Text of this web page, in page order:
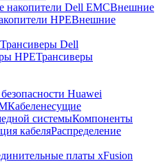
накопители Dell EMCВнешние
HPEВнешние
Трансиверы Dell
HPEТрансиверы
Huawei
Кабеленесущие
системыКомпоненты
кабеляРаспределение
платы xFusion